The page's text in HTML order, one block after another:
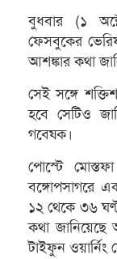
বুধবার (১
ফেসবুকের
আশঙ্কার কথা
সেই সঙ্গে
হবে সেটিও
গবেষক।
পোস্টে
বঙ্গোপসাগরে
১২ থেকে ৩৬
কথা জানিয়েছে
টাইফুন ওয়ার্নিং